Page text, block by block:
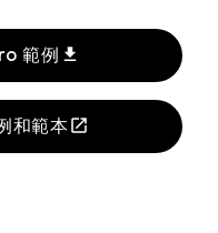
範例download
和範本open_in_new